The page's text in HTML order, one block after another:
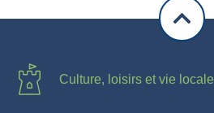
Culture, loisirs et vie locale